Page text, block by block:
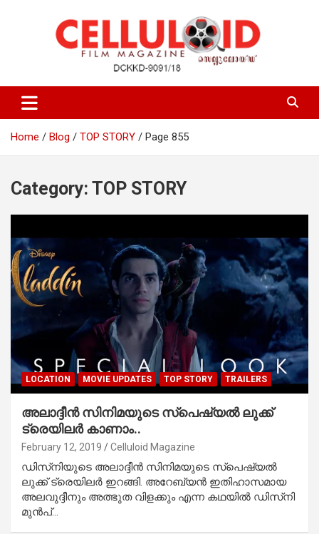
celluloid
Home Blog TOP STORY Page 855
Category: TOP STORY
LOCATION MOVIE UPDATES TOP STORY TRAILERS
അലാദ്ദീന്‍ സിനിമയുടെ സ്‌പെഷ്യല്‍ ലുക്ക്
ട്രെയിലര്‍ കാണാം..
February 12, 2019 Celluloid Magazine
ഡിസ്‌നിയുടെ അലാദ്ദീന്‍ സിനിമയുടെ സ്‌പെഷ്യല്‍
ലുക്ക് ട്രെയിലര്‍ ഇറങ്ങി. അറേബ്യന്‍ ഇതിഹാസമായ
അലവുദ്ദീനും അത്ഭുത വിളക്കും എന്ന കഥയില്‍ ഡിസ്‌നി
മുന്‍പ്…